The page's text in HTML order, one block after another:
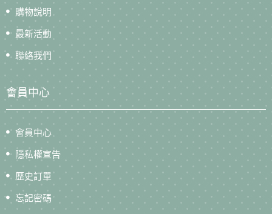
購物說明
最新活動
聯絡我們
會員中心
會員中心
隱私權宣告
歷史訂單
忘記密碼